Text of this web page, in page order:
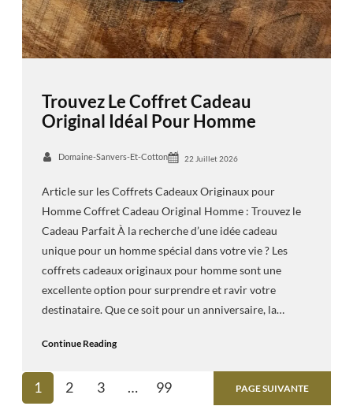
Trouvez Le Coffret Cadeau
Original Idéal Pour Homme
Domaine-Sanvers-Et-Cotton 22 Juillet 2026
Article sur les Coffrets Cadeaux Originaux pour
Homme Coffret Cadeau Original Homme : Trouvez le
Cadeau Parfait À la recherche d’une idée cadeau
unique pour un homme spécial dans votre vie ? Les
coffrets cadeaux originaux pour homme sont une
excellente option pour surprendre et ravir votre
destinataire. Que ce soit pour un anniversaire, la…
Continue Reading
1 2 3 … 99 PAGE SUIVANTE